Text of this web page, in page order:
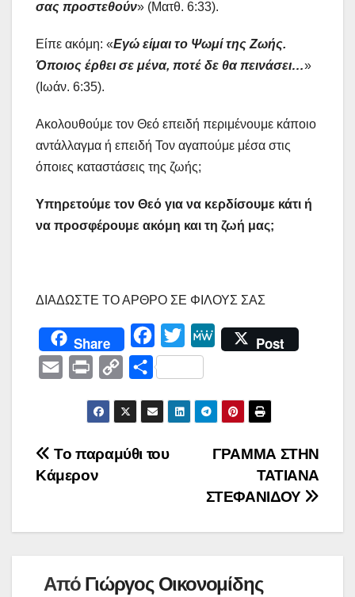
σας προστεθούν» (Ματθ. 6:33).
Είπε ακόμη: «Εγώ είμαι το Ψωμί της Ζωής.
Όποιος έρθει σε μένα, ποτέ δε θα πεινάσει…»
(Ιωάν. 6:35).
Ακολουθούμε τον Θεό επειδή περιμένουμε κάποιο
αντάλλαγμα ή επειδή Τον αγαπούμε μέσα στις
όποιες καταστάσεις της ζωής;
Υπηρετούμε τον Θεό για να κερδίσουμε κάτι ή
να προσφέρουμε ακόμη και τη ζωή μας;
ΔΙΑΔΩΣΤΕ ΤΟ ΑΡΘΡΟ ΣΕ ΦΙΛΟΥΣ ΣΑΣ
Share
a
c
e
o
w
i
M
e
Post
l
i
t
p
L
k
Μ
ι
α
ε
τ
Πλοήγηση
άρθρων
ΓΡΑΜΜΑ ΣΤΗΝ
ΤΑΤΙΑΝΑ
ΣΤΕΦΑΝΙΔΟΥ
Το παραμύθι του
Κάμερον
Από Γιώργος Οικονομίδης